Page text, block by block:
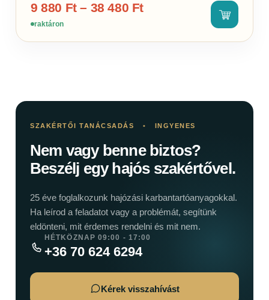
9 880 Ft– 38 480 Ft
raktáron
SZAKÉRTŐI TANÁCSADÁS • INGYENES
Nem vagy benne biztos?
Beszélj egy hajós szakértővel.
25 éve foglalkozunk hajózási karbantartóanyagokkal.
Ha leírod a feladatot vagy a problémát, segítünk
eldönteni, mit érdemes rendelni és mit nem.
HÉTKÖZNAP 09:00 - 17:00
+36 70 624 6294
Kérek visszahívást